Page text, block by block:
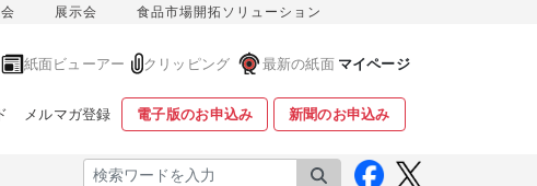
展示会 食品市場開拓ソリューション
紙面ビューアー クリッピング 最新の紙面 マイページ
メルマガ登録 電子版のお申込み 新聞のお申込み
検索